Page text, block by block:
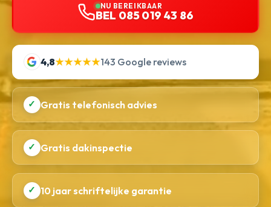
NU BEREIKBAAR
BEL 085 019 43 86
4,8★★★★★143 Google reviews
✓ Gratis telefonisch advies
✓ Gratis dakinspectie
✓ 10 jaar schriftelijke garantie